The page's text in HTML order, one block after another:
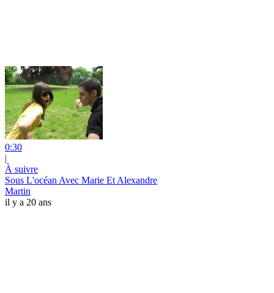
0:30
|
À suivre
Sous L'océan Avec Marie Et Alexandre
Martin
il y a 20 ans